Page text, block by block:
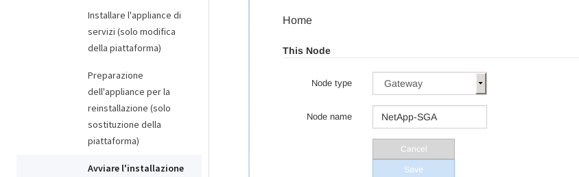
Installare l'appliance di
servizi (solo modifica
della piattaforma)
Preparazione
dell'appliance per la
reinstallazione (solo
sostituzione della
piattaforma)
Avviare l'installazione